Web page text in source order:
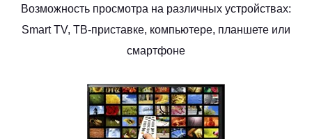
Возможность просмотра на различных устройствах:
Smart TV, ТВ-приставке, компьютере, планшете или
смартфоне